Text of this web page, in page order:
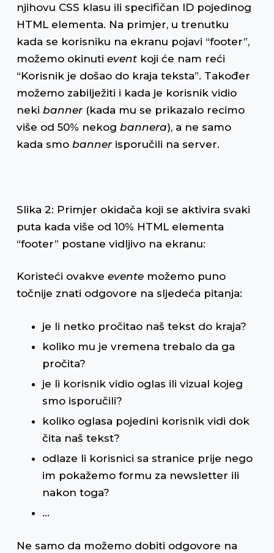
njihovu CSS klasu ili specifičan ID pojedinog
HTML elementa. Na primjer, u trenutku
kada se korisniku na ekranu pojavi “footer”,
možemo okinuti event koji će nam reći
“Korisnik je došao do kraja teksta”. Također
možemo zabilježiti i kada je korisnik vidio
neki banner (kada mu se prikazalo recimo
više od 50% nekog bannera), a ne samo
kada smo banner isporučili na server.
Slika 2: Primjer okidača koji se aktivira svaki
puta kada više od 10% HTML elementa
“footer” postane vidljivo na ekranu:
Koristeći ovakve eventemožemo puno
točnije znati odgovore na sljedeća pitanja:
je li netko pročitao naš tekst do kraja?
koliko mu je vremena trebalo da ga
pročita?
je li korisnik vidio oglas ili vizual kojeg
smo isporučili?
koliko oglasa pojedini korisnik vidi dok
čita naš tekst?
odlaze li korisnici sa stranice prije nego
im pokažemo formu za newsletter ili
nakon toga?
…
Ne samo da možemo dobiti odgovore na